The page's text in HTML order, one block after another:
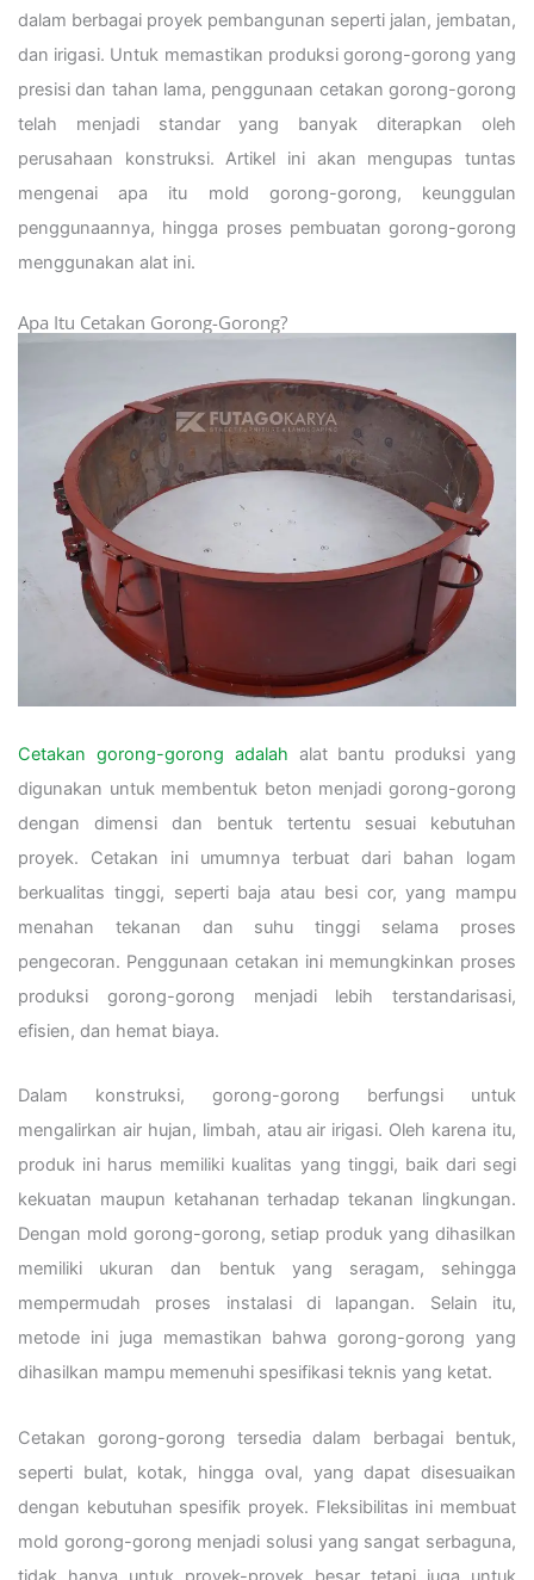
dalam berbagai proyek pembangunan seperti jalan, jembatan,
dan irigasi. Untuk memastikan produksi gorong-gorong yang
presisi dan tahan lama, penggunaan cetakan gorong-gorong
telah menjadi standar yang banyak diterapkan oleh
perusahaan konstruksi. Artikel ini akan mengupas tuntas
mengenai apa itu mold gorong-gorong, keunggulan
penggunaannya, hingga proses pembuatan gorong-gorong
menggunakan alat ini.
Apa Itu Cetakan Gorong-Gorong?
Cetakan gorong-gorong adalah alat bantu produksi yang
digunakan untuk membentuk beton menjadi gorong-gorong
dengan dimensi dan bentuk tertentu sesuai kebutuhan
proyek. Cetakan ini umumnya terbuat dari bahan logam
berkualitas tinggi, seperti baja atau besi cor, yang mampu
menahan tekanan dan suhu tinggi selama proses
pengecoran. Penggunaan cetakan ini memungkinkan proses
produksi gorong-gorong menjadi lebih terstandarisasi,
efisien, dan hemat biaya.
Dalam konstruksi, gorong-gorong berfungsi untuk
mengalirkan air hujan, limbah, atau air irigasi. Oleh karena itu,
produk ini harus memiliki kualitas yang tinggi, baik dari segi
kekuatan maupun ketahanan terhadap tekanan lingkungan.
Dengan mold gorong-gorong, setiap produk yang dihasilkan
memiliki ukuran dan bentuk yang seragam, sehingga
mempermudah proses instalasi di lapangan. Selain itu,
metode ini juga memastikan bahwa gorong-gorong yang
dihasilkan mampu memenuhi spesifikasi teknis yang ketat.
Cetakan gorong-gorong tersedia dalam berbagai bentuk,
seperti bulat, kotak, hingga oval, yang dapat disesuaikan
dengan kebutuhan spesifik proyek. Fleksibilitas ini membuat
mold gorong-gorong menjadi solusi yang sangat serbaguna,